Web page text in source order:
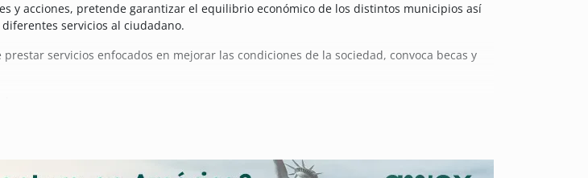
y acciones, pretende garantizar el equilibrio económico de los distintos municipios así
servicios al ciudadano.
servicios enfocados en mejorar las condiciones de la sociedad, convoca becas y